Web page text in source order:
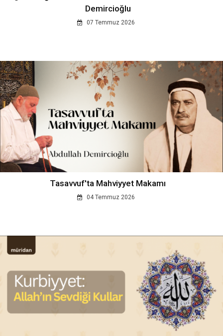
Demircioğlu
07 Temmuz 2026
Tasavvuf'ta Mahviyyet Makamı
04 Temmuz 2026